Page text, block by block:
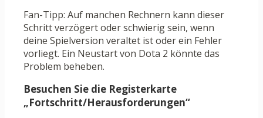
Fan-Tipp: Auf manchen Rechnern kann dieser
Schritt verzögert oder schwierig sein, wenn
deine Spielversion veraltet ist oder ein Fehler
vorliegt. Ein Neustart von Dota 2 könnte das
Problem beheben.
Besuchen Sie die Registerkarte
„Fortschritt/Herausforderungen“